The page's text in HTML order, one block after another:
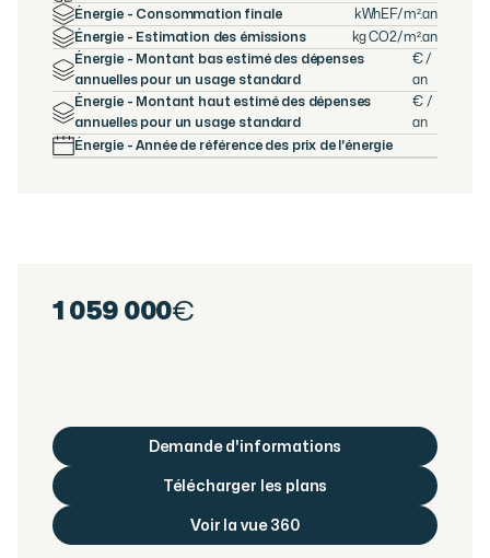
Énergie - Consommation finale
kWhEF/m².an
Énergie - Estimation des émissions
kg CO2/m².an
Énergie - Montant bas estimé des dépenses
annuelles pour un usage standard
€ /
an
Énergie - Montant haut estimé des dépenses
annuelles pour un usage standard
€ /
an
Énergie - Année de référence des prix de l'énergie
1 059 000€
Demande d'informations
Télécharger les plans
Voir la vue 360